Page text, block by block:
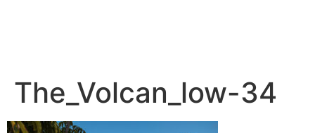
The_Volcan_low-34